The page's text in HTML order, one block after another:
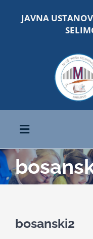
JAVNA
Toggle
Navigation
bosanski2